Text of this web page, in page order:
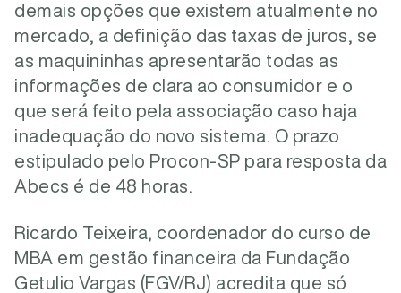
demais opções que existem atualmente no
mercado, a definição das taxas de juros, se
as maquininhas apresentarão todas as
informações de clara ao consumidor e o
que será feito pela associação caso haja
inadequação do novo sistema. O prazo
estipulado pelo Procon-SP para resposta da
Abecs é de 48 horas.
Ricardo Teixeira, coordenador do curso de
MBA em gestão financeira da Fundação
Getulio Vargas (FGV/RJ) acredita que só